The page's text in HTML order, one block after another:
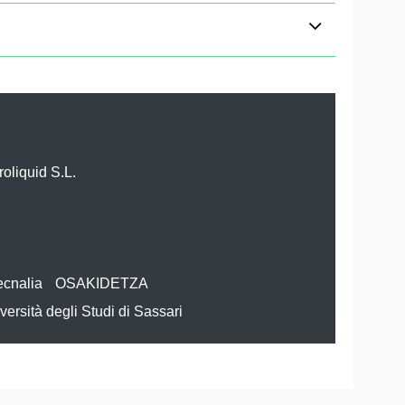
S.L.
OSAKIDETZA
degli Studi di Sassari